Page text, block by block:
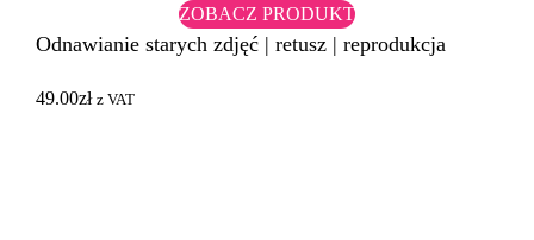
ZOBACZ PRODUKT
Odnawianie starych zdjęć | retusz | reprodukcja
49.00zł z VAT